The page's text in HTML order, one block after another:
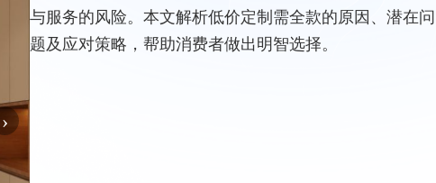
›
与服务的风险。本文解析低价定制需全款的原因、潜在问
题及应对策略，帮助消费者做出明智选择。